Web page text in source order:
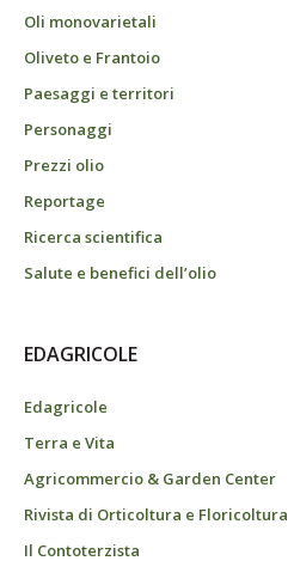
Oli monovarietali
Oliveto e Frantoio
Paesaggi e territori
Personaggi
Prezzi olio
Reportage
Ricerca scientifica
Salute e benefici dell’olio
EDAGRICOLE
Edagricole
Terra e Vita
Agricommercio & Garden Center
Rivista di Orticoltura e Floricoltura
Il Contoterzista